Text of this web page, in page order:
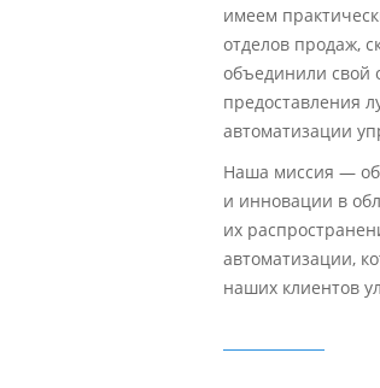
имеем
отделов продаж,
объединили свой
предоставления
автоматизации
Наша миссия —
и инновации в
их
автоматизации,
наших клиентов